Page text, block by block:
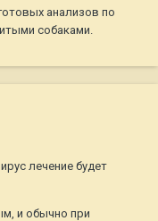
анализов по
собаками.
лечение будет
и обычно при